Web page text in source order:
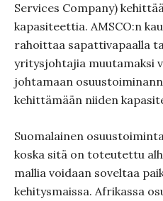
Services Company)
kapasiteettia. AMSCO:n
rahoittaa sapattivapaalla
yritysjohtajia muutamaksi
johtamaan
kehittämään niiden
Suomalainen
koska sitä on toteutettu
mallia voidaan soveltaa
kehitysmaissa. Afrikassa